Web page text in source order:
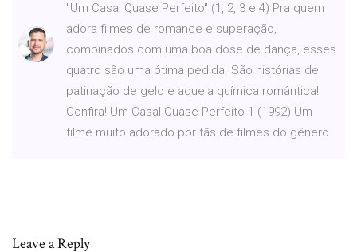
"Um Casal Quase Perfeito" (1, 2, 3 e 4) Pra quem
adora filmes de romance e superação,
combinados com uma boa dose de dança, esses
quatro são uma ótima pedida. São histórias de
patinação de gelo e aquela química romântica!
Confira! Um Casal Quase Perfeito 1 (1992) Um
filme muito adorado por fãs de filmes do gênero.
Leave a Reply